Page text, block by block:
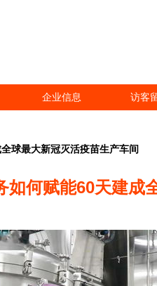
企业信息 访客
球最大新冠灭活疫苗生产车间
如何赋能60天建成